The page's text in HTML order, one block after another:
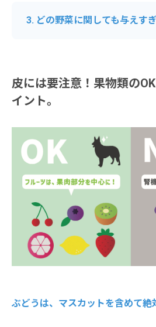
3. どの野菜に関しても与えす
皮には要注意！果物類の
イント。
ぶどうは、マスカットを含めて絶